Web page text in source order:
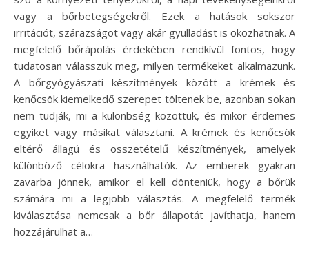
vagy a bőrbetegségekről. Ezek a hatások sokszor
irritációt, szárazságot vagy akár gyulladást is okozhatnak. A
megfelelő bőrápolás érdekében rendkívül fontos, hogy
tudatosan válasszuk meg, milyen termékeket alkalmazunk.
A bőrgyógyászati készítmények között a krémek és
kenőcsök kiemelkedő szerepet töltenek be, azonban sokan
nem tudják, mi a különbség közöttük, és mikor érdemes
egyiket vagy másikat választani. A krémek és kenőcsök
eltérő állagú és összetételű készítmények, amelyek
különböző célokra használhatók. Az emberek gyakran
zavarba jönnek, amikor el kell dönteniük, hogy a bőrük
számára mi a legjobb választás. A megfelelő termék
kiválasztása nemcsak a bőr állapotát javíthatja, hanem
hozzájárulhat a…